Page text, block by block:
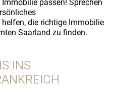
passen! Sprechen
die richtige Immobilie
Saarland zu finden.
INS